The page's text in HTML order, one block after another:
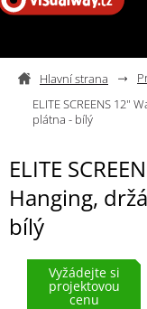
Přejít na obsah
ELITE SCREENS 12"
plátna - bílý
ELITE
Hanging,
bílý
Vyžádejte si
projektovou
cenu